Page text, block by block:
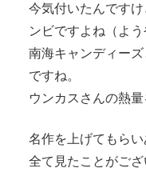
今気付いたんです
ンビですよね（よう
南海キャンディー
ですね。
ウンカスさんの熱量
名作を上げてもらい
全て見たことがご